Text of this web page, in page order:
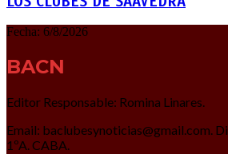
Fecha: 6/8/2026
BACN
Editor Responsable: Romina Linares.
Email: baclubesynoticias@gmail.com.
1ºA. CABA.